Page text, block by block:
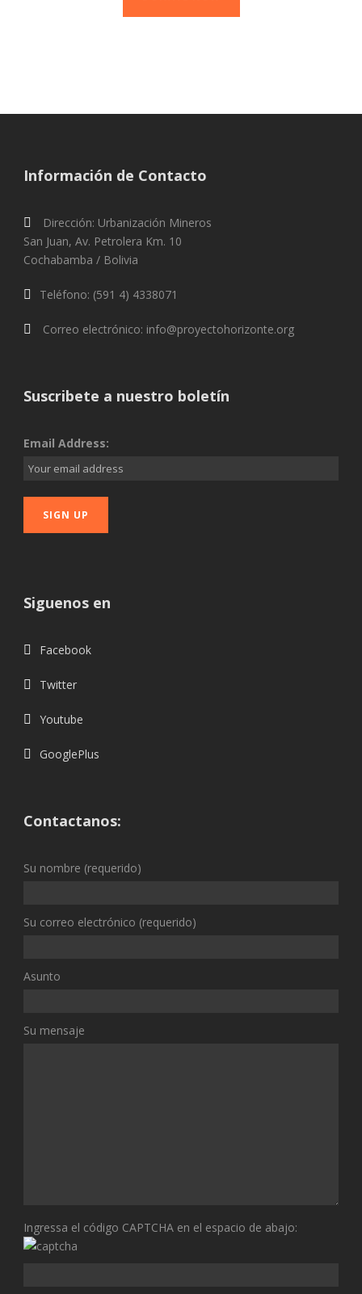
Información de Contacto
Dirección: Urbanización Mineros
San Juan, Av. Petrolera Km. 10
Cochabamba / Bolivia
Teléfono: (591 4) 4338071
Correo electrónico: info@proyectohorizonte.org
Suscribete a nuestro boletín
Email Address:
Siguenos en
Facebook
Twitter
Youtube
GooglePlus
Contactanos:
Su nombre (requerido)
Su correo electrónico (requerido)
Asunto
Su mensaje
Ingressa el código CAPTCHA en el espacio de abajo: